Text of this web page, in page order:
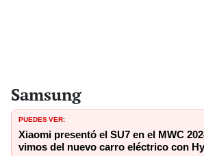
Samsung
PUEDES VER:
Xiaomi presentó el SU7 en el MWC
vimos del nuevo carro eléctrico con